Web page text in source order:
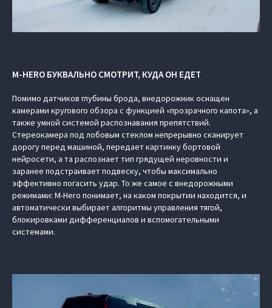
M-HERO БУКВАЛЬНО СМОТРИТ, КУДА ОН ЕДЕТ
Помимо датчиков глубины брода, внедорожник оснащен
камерами кругового обзора с функцией «прозрачного капота», а
также умной системой распознавания препятствий.
Стереокамера под лобовым стеклом непрерывно сканирует
дорогу перед машиной, передает картинку бортовой
нейросети, а та распознает тип грядущей неровности и
заранее подстраивает подвеску, чтобы максимально
эффективно погасить удар. То же самое с внедорожными
режимами: M-Hero понимает, на каком покрытии находится, и
автоматически выбирает алгоритмы управления тягой,
блокировками дифференциалов и вспомогательными
системами.